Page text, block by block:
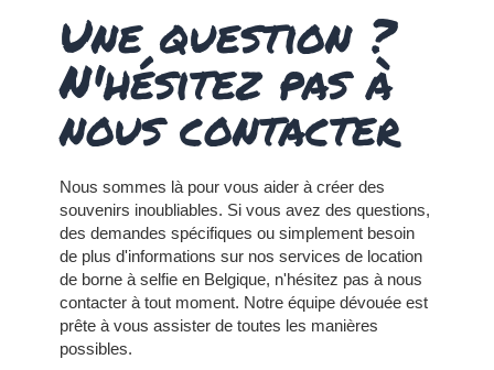
Une question ?
N'hésitez pas à
nous contacter
Nous sommes là pour vous aider à créer des
souvenirs inoubliables. Si vous avez des questions,
des demandes spécifiques ou simplement besoin
de plus d'informations sur nos services de location
de borne à selfie en Belgique, n'hésitez pas à nous
contacter à tout moment. Notre équipe dévouée est
prête à vous assister de toutes les manières
possibles.